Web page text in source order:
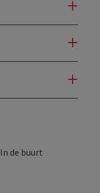
In de buurt